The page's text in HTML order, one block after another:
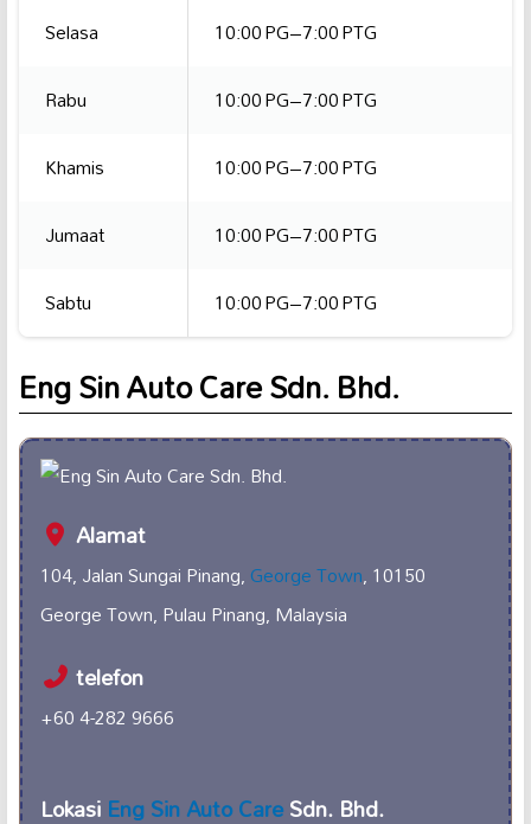
Selasa
10:00 PG–7:00 PTG
Rabu
10:00 PG–7:00 PTG
Khamis
10:00 PG–7:00 PTG
Jumaat
10:00 PG–7:00 PTG
Sabtu
10:00 PG–7:00 PTG
Eng Sin Auto Care Sdn. Bhd.
Alamat
104, Jalan Sungai Pinang,George Town, 10150
George Town, Pulau Pinang, Malaysia
telefon
+60 4-282 9666
LokasiEng Sin Auto CareSdn. Bhd.